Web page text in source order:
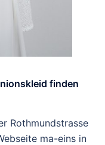
finden
Rothmundstrasse
ma-eins in